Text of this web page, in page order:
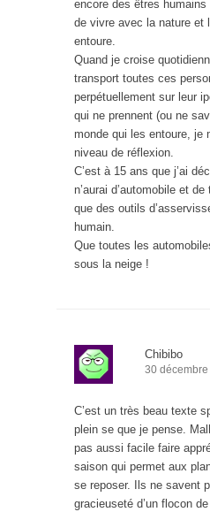
encore des êtres
de vivre avec la nature et
entoure.
Quand je croise
transport toutes ces
perpétuellement sur leur
qui ne prennent (ou ne
monde qui les entoure, je
niveau de réflexion.
C’est à 15 ans que j’ai
n’aurai d’automobile et
que des outils
humain.
Que toutes les
sous la neige !
Chibibo
30
C’est un très beau texte
plein se que je pense.
pas aussi facile faire
saison qui permet aux
se reposer. Ils ne savent
gracieuseté d’un flocon